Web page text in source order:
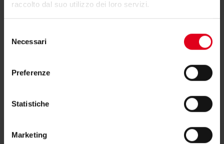
raccolto dal suo utilizzo dei loro servizi.
delNecessari
Preferenze
Statistiche
MarketingWeb Academy